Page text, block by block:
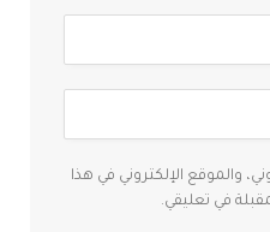
والموقع الإلكتروني في هذا
في تعليقي.